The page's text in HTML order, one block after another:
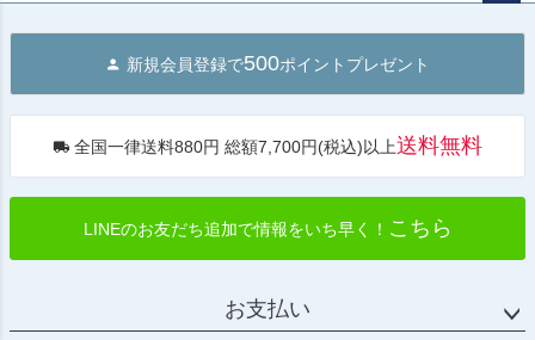
へ
新規会員登録で500ポイントプレゼント
全国一律送料880円 総額7,700円(税込)以上送料無料
LINEのお友だち追加で情報をいち早く！ こちら
お支払い